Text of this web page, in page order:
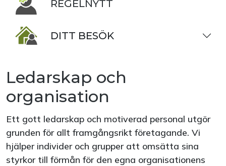
REGELNYTT
DITT BESÖK
Ledarskap och
organisation
Ett gott ledarskap och motiverad personal utgör
grunden för allt framgångsrikt företagande. Vi
hjälper individer och grupper att omsätta sina
styrkor till förmån för den egna organisationens